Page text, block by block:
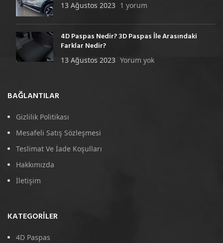
13 Ağustos 2023 1 yorum
4D Paspas Nedir? 3D Paspas İle Arasındaki
Farklar Nedir?
13 Ağustos 2023 Yorum yok
BAĞLANTILAR
Gizlilik Politikası
Mesafeli Satış Sözleşmesi
Teslimat Ve İade Koşulları
Hakkımızda
İletişim
KATEGORILER
4D Paspas